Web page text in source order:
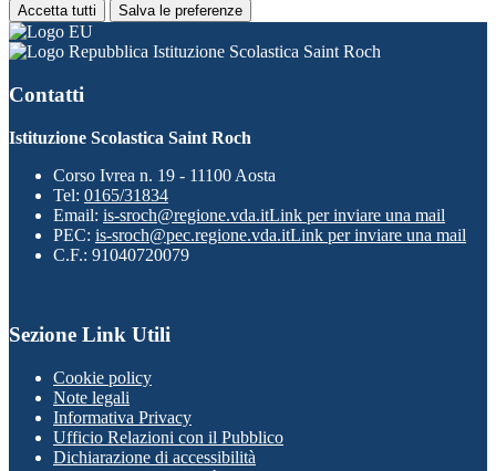
Accetta tutti Salva le preferenze
Istituzione Scolastica Saint Roch
Contatti
Istituzione Scolastica Saint Roch
Corso Ivrea n. 19 - 11100 Aosta
Tel: 0165/31834
Email: is-sroch@regione.vda.itLink per inviare una mail
PEC: is-sroch@pec.regione.vda.itLink per inviare una mail
C.F.: 91040720079
Sezione Link Utili
Cookie policy
Note legali
Informativa Privacy
Ufficio Relazioni con il Pubblico
Dichiarazione di accessibilità